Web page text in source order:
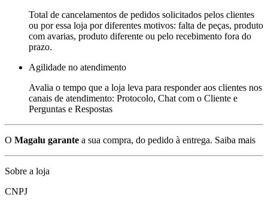
Total de cancelamentos de pedidos solicitados pelos clientes
ou por essa loja por diferentes motivos: falta de peças, produto
com avarias, produto diferente ou pelo recebimento fora do
prazo.
Agilidade no atendimento
Avalia o tempo que a loja leva para responder aos clientes nos
canais de atendimento: Protocolo, Chat com o Cliente e
Perguntas e Respostas
O Magalu garante a sua compra, do pedido à entrega. Saiba mais
Sobre a loja
CNPJ